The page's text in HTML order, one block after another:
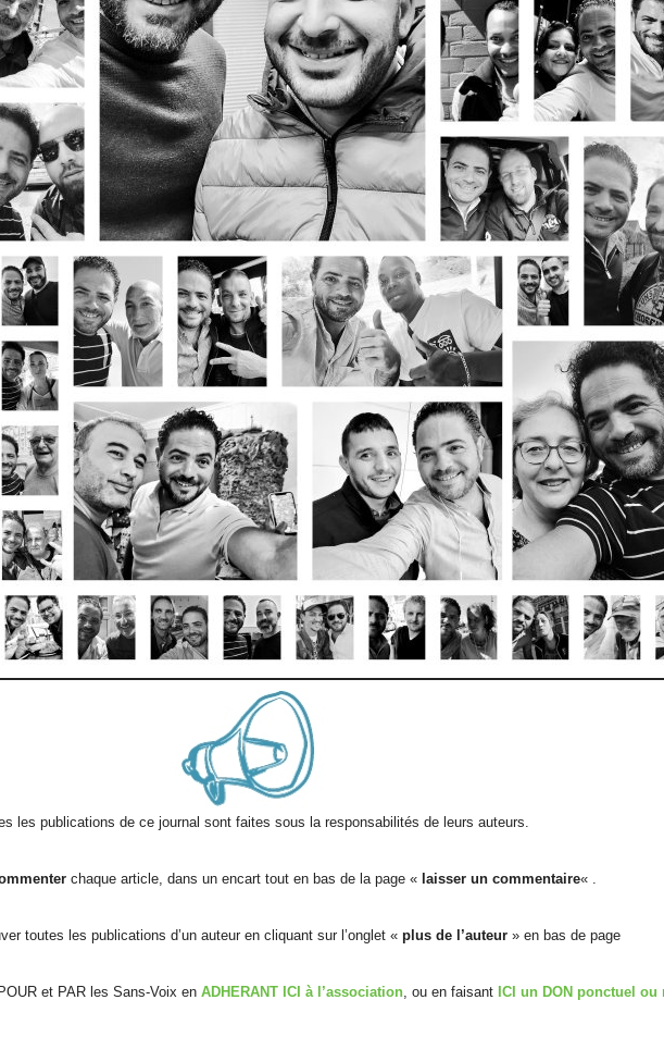
les publications de ce journal sont faites sous la responsabilités de leurs auteurs.
chaque article, dans un encart tout en bas de la page « laisser un commentaire« .
toutes les publications d’un auteur en cliquant sur l’onglet « plus de l’auteur » en bas de page
et PAR les Sans-Voix en ADHERANT ICI à l’association, ou en faisant ICI un DON ponctuel ou